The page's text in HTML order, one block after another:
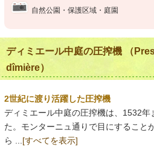
自然公園・保護区域・庭園
ディミエール中庭の圧搾機 （
dîmière）
2世紀に渡り活躍した圧搾機
ディミエール中庭の圧搾機は、1532
た。モンターニュ通りで目にすること
ら ... [すべてを表示]